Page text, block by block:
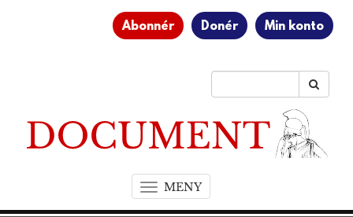
Abonnér Donér Min konto
MENYT
o